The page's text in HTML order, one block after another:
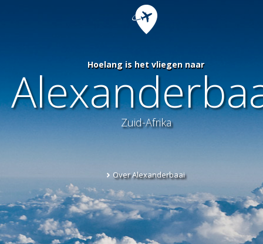
Hoelang is het vliegen naar
Zuid-Afrika
Over Alexanderbaai